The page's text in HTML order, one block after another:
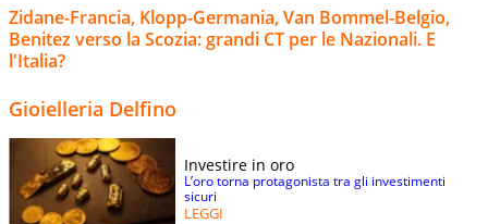
Zidane-Francia, Klopp-Germania, Van Bommel-Belgio,
Benitez verso la Scozia: grandi CT per le Nazionali. E
l'Italia?
Gioielleria Delfino
Investire in oro
L’oro torna protagonista tra gli investimenti
sicuri
LEGGI